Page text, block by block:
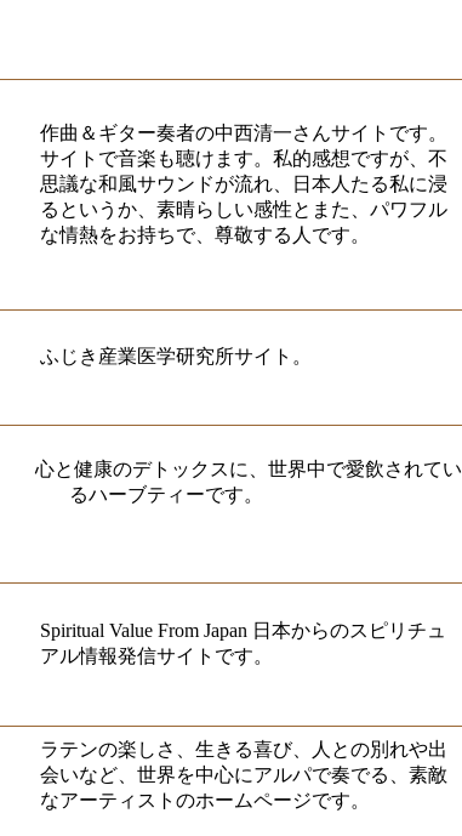
作曲＆ギター奏者の中西清一さんサイトです。
サイトで音楽も聴けます。私的感想ですが、不
思議な和風サウンドが流れ、日本人たる私に浸
るというか、素晴らしい感性とまた、パワフル
な情熱をお持ちで、尊敬する人です。
ふじき産業医学研究所サイト。
心と健康のデトックスに、世界中で愛飲されてい
るハーブティーです。
Spiritual Value From Japan 日本からのスピリチュ
アル情報発信サイトです。
ラテンの楽しさ、生きる喜び、人との別れや出
会いなど、世界を中心にアルパで奏でる、素敵
なアーティストのホームページです。